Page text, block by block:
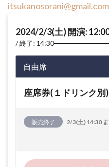
itsukanosorani@gmail.com
2024/2/3(土) 開演:
終了: 14:30
自由席
座席券(１ドリンク別)
販売終了 2/3(土) 14:30